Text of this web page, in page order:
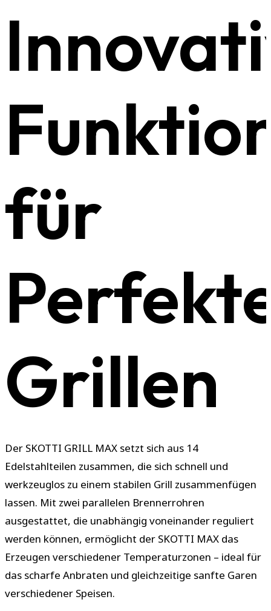
für
Grillen
Der SKOTTI GRILL MAX setzt sich aus 14
Edelstahlteilen zusammen, die sich schnell und
werkzeuglos zu einem stabilen Grill zusammenfügen
lassen. Mit zwei parallelen Brennerrohren
ausgestattet, die unabhängig voneinander reguliert
werden können, ermöglicht der SKOTTI MAX das
Erzeugen verschiedener Temperaturzonen – ideal für
das scharfe Anbraten und gleichzeitige sanfte Garen
verschiedener Speisen.